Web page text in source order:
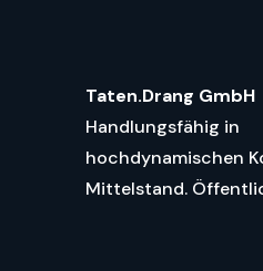
Taten.Drang GmbH
Handlungsfähig in
hochdynamischen
Mittelstand.